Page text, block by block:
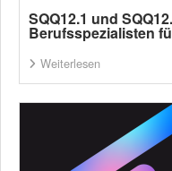
SQQ12.1 und
Berufsspezialisten
Weiterlesen